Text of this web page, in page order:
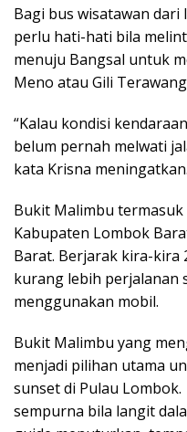
Bagi bus wisatawan
perlu hati-hati bila
menuju Bangsal untuk
Meno atau Gili
“Kalau kondisi
belum pernah melwati
kata Krisna meningatkan.
Bukit Malimbu
Kabupaten Lombok
Barat. Berjarak kira-kira
kurang lebih perjalanan
menggunakan mobil.
Bukit Malimbu yang
menjadi pilihan utama
sunset di Pulau
sempurna bila langit